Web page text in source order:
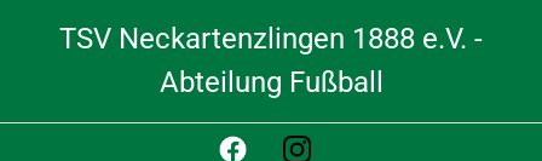
TSV Neckartenzlingen 1888 e.V. -
Abteilung Fußball
FacebookInstagram